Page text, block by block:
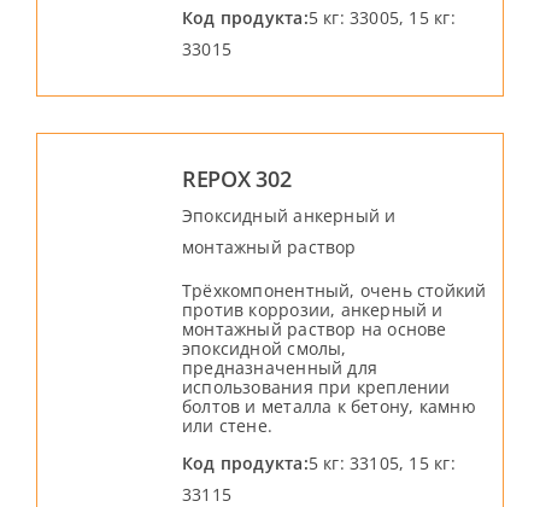
Код продукта:5 кг: 33005, 15 кг:
33015
REPOX 302
Эпоксидный анкерный и
монтажный раствор
Трёхкомпонентный, очень стойкий
против коррозии, анкерный и
монтажный раствор на основе
эпоксидной смолы,
предназначенный для
использования при креплении
болтов и металла к бетону, камню
или стене.
Код продукта:5 кг: 33105, 15 кг:
33115